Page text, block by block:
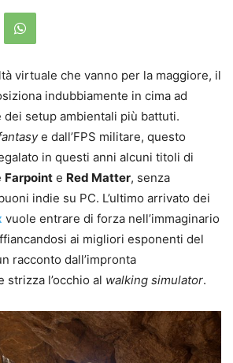
virtuale che vanno per la maggiore, il
indubbiamente in cima ad
dei setup ambientali più battuti.
e dall’FPS militare, questo
in questi anni alcuni titoli di
Farpoint e Red Matter, senza
indie su PC. L’ultimo arrivato dei
vuole entrare di forza nell’immaginario
ai migliori esponenti del
racconto dall’impronta
strizza l’occhio al walking simulator.